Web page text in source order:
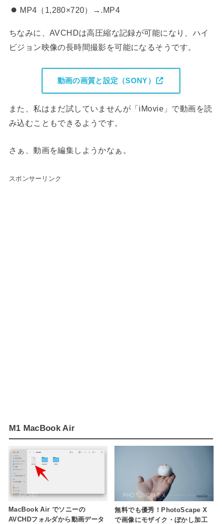
MP4（1,280×720）→.MP4
ちなみに、AVCHDは高圧縮な記録が可能になり、ハイ
ビジョン映像の長時間撮影を可能になるそうです。
動画の画質と設定（SONY）
また、私はまだ試していませんが「iMovie」で動画を読
み込むこともできるようです。
さぁ、動画を編集しようかなぁ。
スポンサーリンク
M1 MacBook Air
MacBook Air でソニーの
AVCHDフォルダから動画データ
無料でも優秀！PhotoScape X
で画像にモザイク・ぼかし加工